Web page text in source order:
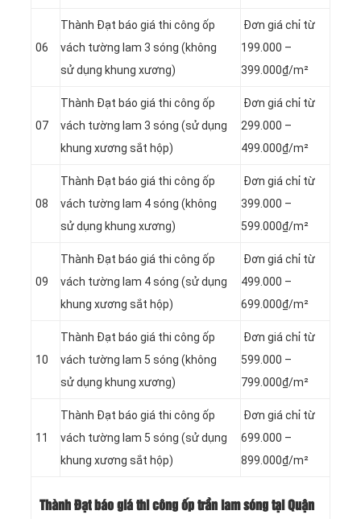
06
Thành Đạt báo giá thi công ốp
vách tường lam 3 sóng (không
sử dụng khung xương)
Đơn giá chỉ từ
199.000 –
399.000₫/m²
07
Thành Đạt báo giá thi công ốp
vách tường lam 3 sóng (sử dụng
khung xương sắt hộp)
Đơn giá chỉ từ
299.000 –
499.000₫/m²
08
Thành Đạt báo giá thi công ốp
vách tường lam 4 sóng (không
sử dụng khung xương)
Đơn giá chỉ từ
399.000 –
599.000₫/m²
09
Thành Đạt báo giá thi công ốp
vách tường lam 4 sóng (sử dụng
khung xương sắt hộp)
Đơn giá chỉ từ
499.000 –
699.000₫/m²
10
Thành Đạt báo giá thi công ốp
vách tường lam 5 sóng (không
sử dụng khung xương)
Đơn giá chỉ từ
599.000 –
799.000₫/m²
11
Thành Đạt báo giá thi công ốp
vách tường lam 5 sóng (sử dụng
khung xương sắt hộp)
Đơn giá chỉ từ
699.000 –
899.000₫/m²
Thành Đạt báo giá thi công ốp trần lam sóng tại Quận